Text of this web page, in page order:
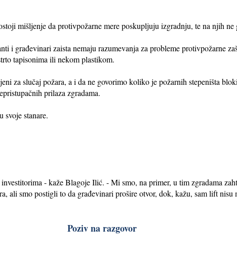
mišljenje da protivpožarne mere poskupljuju izgradnju, te na njih ne
i građevinari zaista nemaju razumevanja za probleme protivpožarne
tapisonima ili nekom plastikom.
za slučaj požara, a i da ne govorimo koliko je požarnih stepeništa
prilaza zgradama.
svoje stanare.
- kaže Blagoje Ilić. - Mi smo, na primer, u tim zgradama
ali smo postigli to da građevinari prošire otvor, dok, kažu, sam lift nisu
Poziv na razgovor